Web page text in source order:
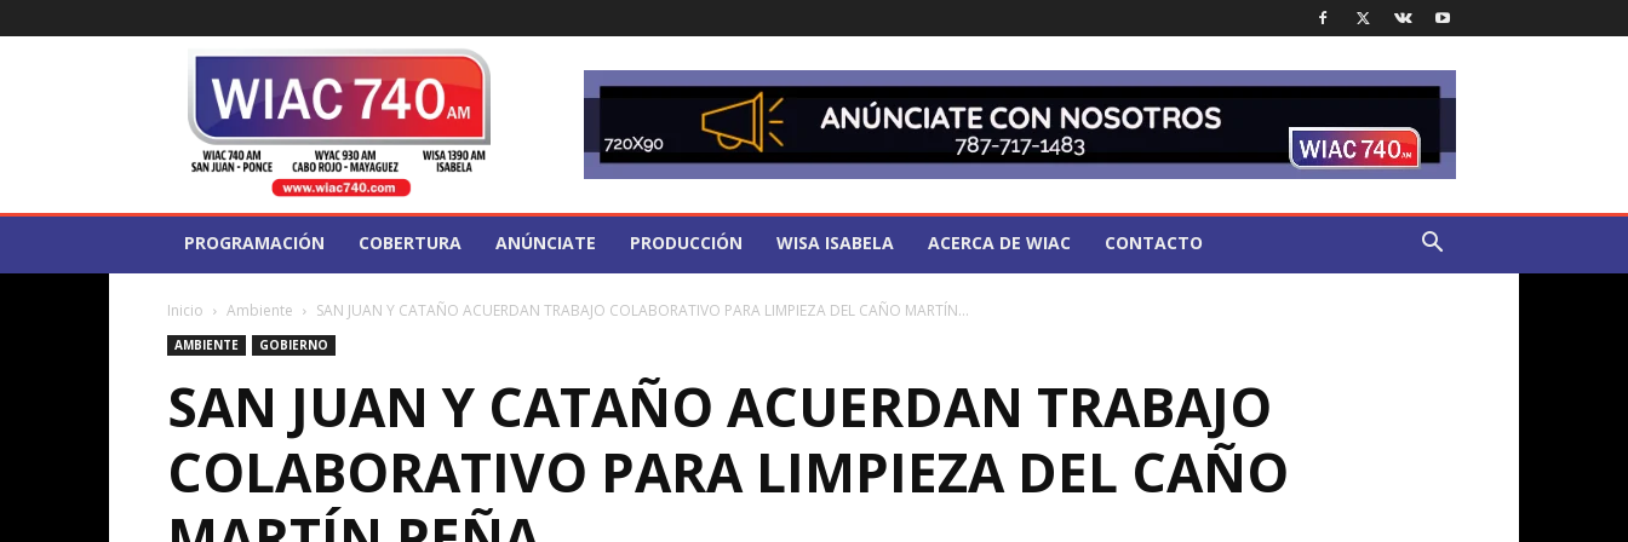
PROGRAMACIÓN COBERTURA ANÚNCIATE PRODUCCIÓN WISA ISABELA ACERCA DE WIAC CONTACTO
Inicio Ambiente SAN JUAN Y CATAÑO ACUERDAN TRABAJO COLABORATIVO PARA LIMPIEZA DEL CAÑO MARTÍN...
AMBIENTE GOBIERNO
SAN JUAN Y CATAÑO ACUERDAN TRABAJO
COLABORATIVO PARA LIMPIEZA DEL CAÑO